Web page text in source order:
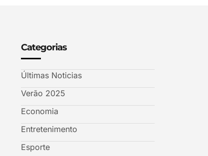
Categorias
Últimas Noticias
Verão 2025
Economia
Entretenimento
Esporte